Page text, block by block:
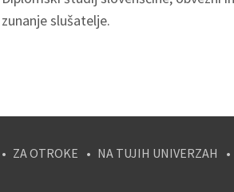
zunanje slušatelje.
ZA OTROKE NA TUJIH UNIVERZAH